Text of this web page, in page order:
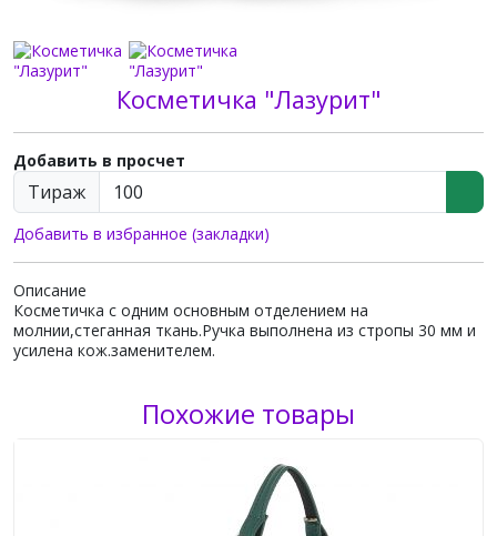
Косметичка "Лазурит"
Добавить в просчет
Тираж
Добавить в избранное (закладки)
Описание
Косметичка с одним основным отделением на
молнии,стеганная ткань.Ручка выполнена из стропы 30 мм и
усилена кож.заменителем.
Похожие товары